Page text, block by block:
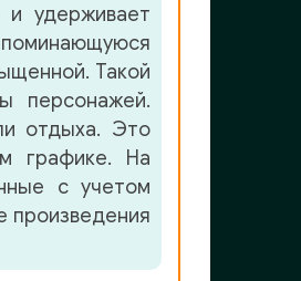
удерживает
Такой
персонажей.
отдыха. Это
графике. На
с учетом
произведения